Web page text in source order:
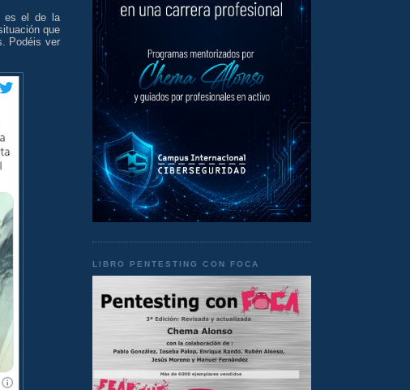
es el de la
que
Podéis ver
LIBRO PENTESTING CON FOCA